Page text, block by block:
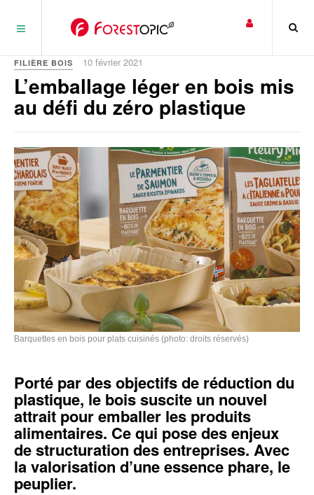
FILIÈRE BOIS 10 février 2021
L’emballage léger en bois mis
au défi du zéro plastique
Barquettes en bois pour plats cuisinés (photo: droits réservés)
Porté par des objectifs de réduction du
plastique, le bois suscite un nouvel
attrait pour emballer les produits
alimentaires. Ce qui pose des enjeux
de structuration des entreprises. Avec
la valorisation d’une essence phare, le
peuplier.